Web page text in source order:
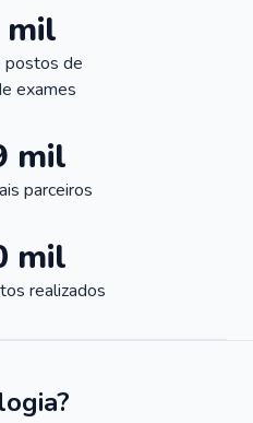
mil
postos de
exames
mil
parceiros
mil
realizados